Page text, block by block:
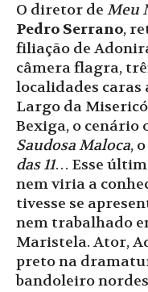
O diretor de Meu
Pedro Serrano,
filiação de
câmera flagra,
localidades caras
Largo da
Bexiga, o
Saudosa Maloca,
das 11… Esse
nem viria a
tivesse se
nem trabalhado
Maristela. Ator,
preto na
bandoleiro